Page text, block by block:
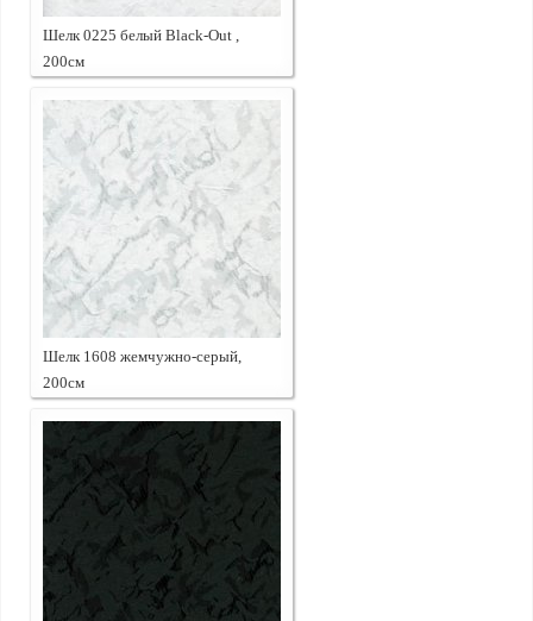
Шелк 0225 белый Black-Out ,
200см
Шелк 1608 жемчужно-серый,
200см